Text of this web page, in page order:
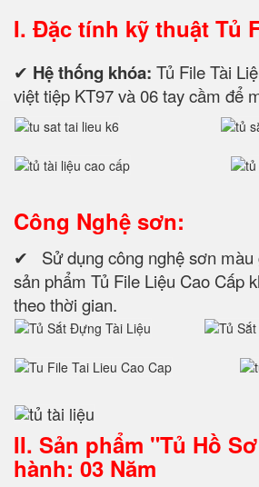
I. Đặc tính kỹ thuật Tủ
✔ Hệ thống khóa: Tủ File Tài
việt tiệp KT97 và 06 tay cầm để
Công Nghệ sơn:
✔ Sử dụng công nghệ sơn màu
sản phẩm Tủ File Liệu Cao Cấp
theo thời gian.
II. Sản phẩm "Tủ Hồ
hành: 03 Năm